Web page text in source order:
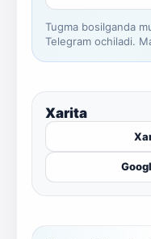
Tugma bosilganda
Telegram ochiladi.
Xarita